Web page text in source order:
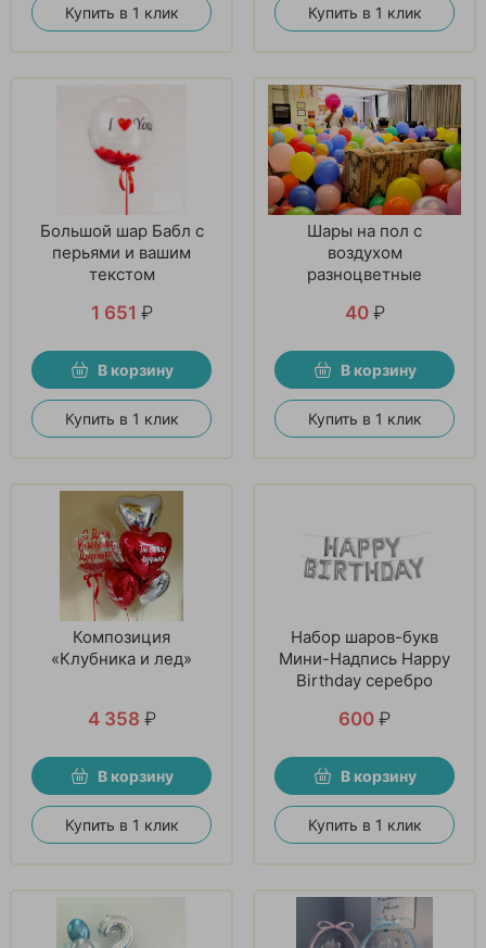
Купить в 1 клик Купить в 1 клик
Большой шар Бабл с
перьями и вашим
текстом
1 651 ₽
В корзину
Купить в 1 клик
Шары на пол с
воздухом
разноцветные
40 ₽
В корзину
Купить в 1 клик
Композиция
«Клубника и лед»
4 358 ₽
В корзину
Купить в 1 клик
Набор шаров-букв
Мини-Надпись Happy
Birthday серебро
600 ₽
В корзину
Купить в 1 клик